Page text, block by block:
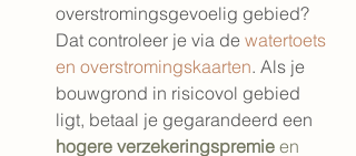
overstromingsgevoelig gebied?
Dat controleer je via de watertoets
en overstromingskaarten. Als je
bouwgrond in risicovol gebied
ligt, betaal je gegarandeerd een
hogere verzekeringspremie en